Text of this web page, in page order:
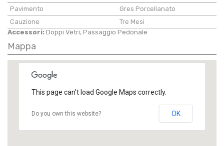
Pavimento
Gres Porcellanato
Cauzione
Tre Mesi
Accessori: Doppi Vetri, Passaggio Pedonale
Mappa
This page can't load Google Maps correctly.
Do you own this website? OK